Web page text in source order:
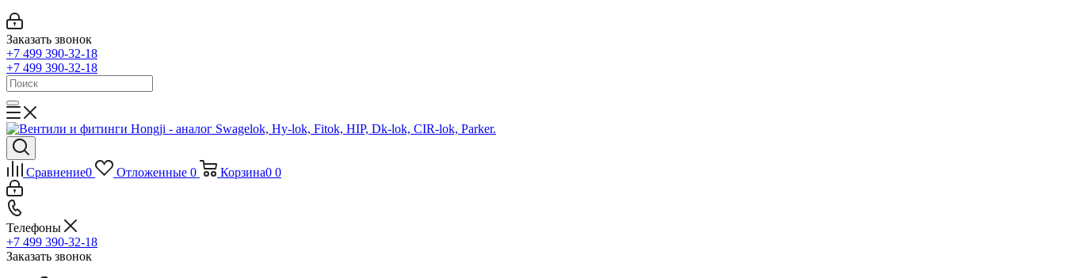
Заказать звонок
+7 499 390-32-18
+7 499 390-32-18
Сравнение0 Отложенные 0 Корзина0 0
Телефоны
+7 499 390-32-18
Заказать звонок